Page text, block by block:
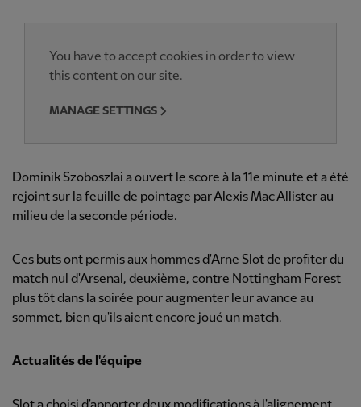
You have to accept cookies in order to view
this content on our site.
MANAGE SETTINGS
Dominik Szoboszlai a ouvert le score à la 11e minute et a été
rejoint sur la feuille de pointage par Alexis Mac Allister au
milieu de la seconde période.
Ces buts ont permis aux hommes d'Arne Slot de profiter du
match nul d'Arsenal, deuxième, contre Nottingham Forest
plus tôt dans la soirée pour augmenter leur avance au
sommet, bien qu'ils aient encore joué un match.
Actualités de l'équipe